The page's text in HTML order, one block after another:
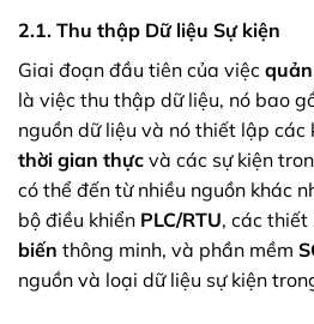
2.1. Thu thập Dữ liệu Sự kiện
Giai đoạn đầu tiên của việc
là việc thu thập dữ liệu, nó bao
nguồn dữ liệu và nó thiết lập các
thời gian thực và các sự kiện
có thể đến từ nhiều nguồn khác
bộ điều khiển PLC/RTU, các thiết
biến thông minh, và phần mềm
nguồn và loại dữ liệu sự kiện